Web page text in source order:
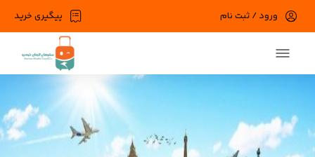
پیگیری خرید ورود / ثبت نام